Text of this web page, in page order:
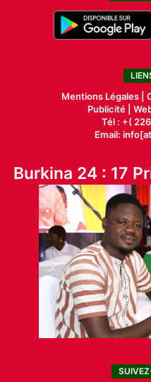
Mentions Légales |
Publicité|
Tél : +(
Email:
Burkina 24 : 17